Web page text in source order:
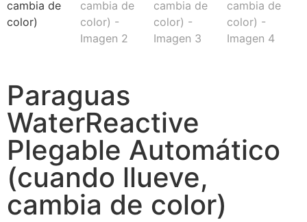
Paraguas
WaterReactive
Plegable Automático
(cuando llueve,
cambia de color)